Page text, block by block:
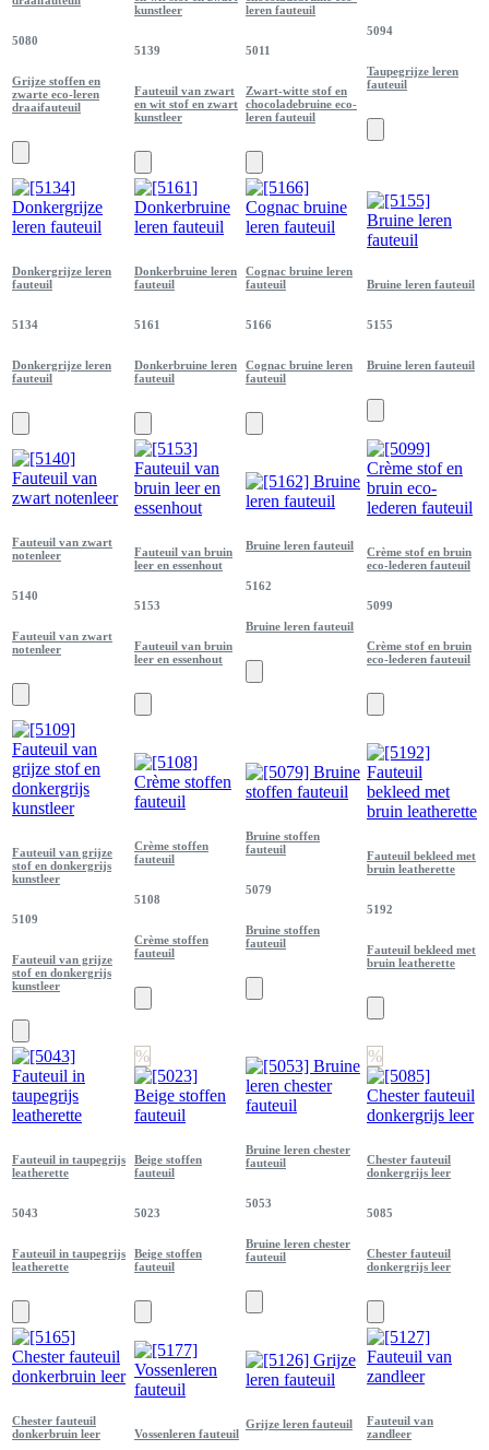
5080
Grijze stoffen en
zwarte eco-leren
draaifauteuil
kunstleer
5139
Fauteuil van zwart
en wit stof en zwart
kunstleer
leren fauteuil
5011
Zwart-witte stof en
chocoladebruine eco-
leren fauteuil
5094
Taupegrijze leren
fauteuil
Donkergrijze leren
fauteuil
5134
Donkergrijze leren
fauteuil
Donkerbruine leren
fauteuil
5161
Donkerbruine leren
fauteuil
Cognac bruine leren
fauteuil
5166
Cognac bruine leren
fauteuil
Bruine leren fauteuil
5155
Bruine leren fauteuil
Fauteuil van zwart
notenleer
5140
Fauteuil van zwart
notenleer
Fauteuil van bruin
leer en essenhout
5153
Fauteuil van bruin
leer en essenhout
Bruine leren fauteuil
5162
Bruine leren fauteuil
Crème stof en bruin
eco-lederen fauteuil
5099
Crème stof en bruin
eco-lederen fauteuil
Fauteuil van grijze
stof en donkergrijs
kunstleer
5109
Fauteuil van grijze
stof en donkergrijs
kunstleer
Crème stoffen
fauteuil
5108
Crème stoffen
fauteuil
Bruine stoffen
fauteuil
5079
Bruine stoffen
fauteuil
Fauteuil bekleed met
bruin leatherette
5192
Fauteuil bekleed met
bruin leatherette
Fauteuil in taupegrijs
leatherette
5043
Fauteuil in taupegrijs
leatherette
%
Beige stoffen
fauteuil
5023
Beige stoffen
fauteuil
Bruine leren chester
fauteuil
5053
Bruine leren chester
fauteuil
%
Chester fauteuil
donkergrijs leer
5085
Chester fauteuil
donkergrijs leer
Chester fauteuil
donkerbruin leer
Vossenleren fauteuil
Grijze leren fauteuil
Fauteuil van
zandleer